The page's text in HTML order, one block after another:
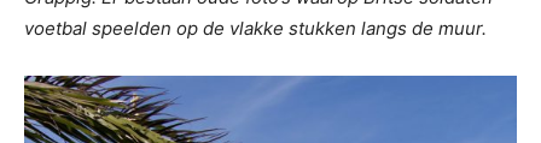
voetbal speelden op de vlakke stukken langs de muur.